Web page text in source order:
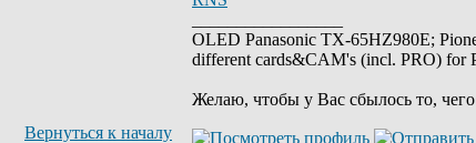
OLED Panasonic TX-65HZ980E;
different cards&CAM's (incl. PRO) for
Желаю, чтобы у Вас сбылось то,
Вернуться к началу